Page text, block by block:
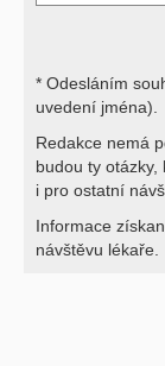
* Odesláním
uvedení jména).
Redakce nemá
budou ty
i pro ostatní
Informace
návštěvu lékaře.